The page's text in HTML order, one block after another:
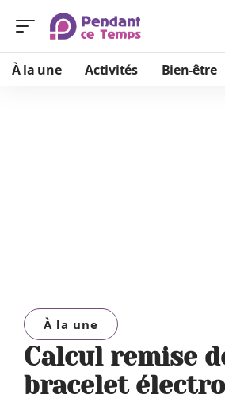
À la une Activités Bien-être
À la une
Calcul remise
bracelet